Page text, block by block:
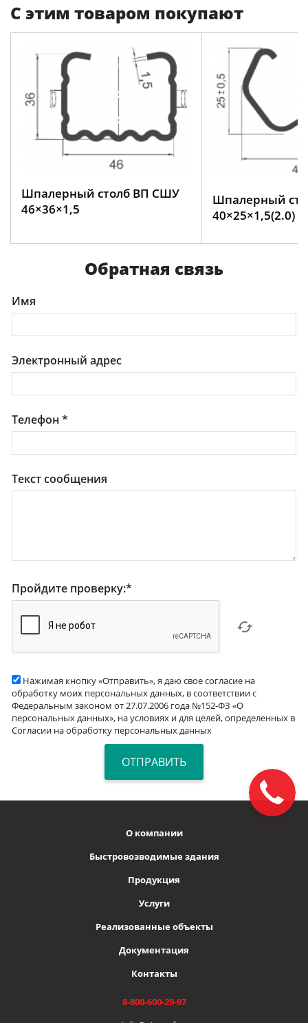
С этим товаром покупают
Шпалерный столб ВП СШУ
46×36×1,5
Шпалерный
40×25×1,5(2.0)
Обратная связь
Имя
Электронный адрес
Телефон*
Текст сообщения
Пройдите проверку:*
Нажимая кнопку «Отправить», я даю свое согласие на
обработку моих персональных данных, в соответствии с
Федеральным законом от 27.07.2006 года №152-ФЗ «О
персональных данных», на условиях и для целей, определенных в
Согласии на обработку персональных данных
О компании
Быстровозводимые здания
Продукция
Услуги
Реализованные объекты
Документация
Контакты
8-800-600-29-97